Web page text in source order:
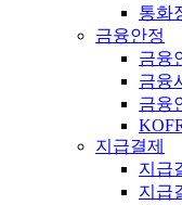
통화
금융안정
금융
금융
금융
지급결제
지급
지급